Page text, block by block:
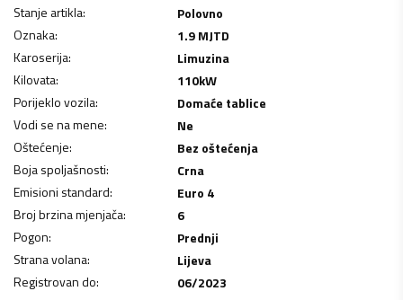
Stanje artikla:
Polovno
Oznaka:
1.9 MJTD
Karoserija:
Limuzina
Kilovata: 110kW
Porijeklo vozila:
Domaće tablice
Vodi se na mene:
Ne
Oštećenje:
Bez oštećenja
Boja spoljašnosti:
Crna
Emisioni standard:
Euro 4
Broj brzina mjenjača:
6
Pogon:
Prednji
Strana volana:
Lijeva
Registrovan do: 06/2023